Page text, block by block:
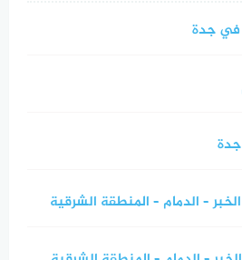
في جدة
– الدمام – المنطقة الشرقية